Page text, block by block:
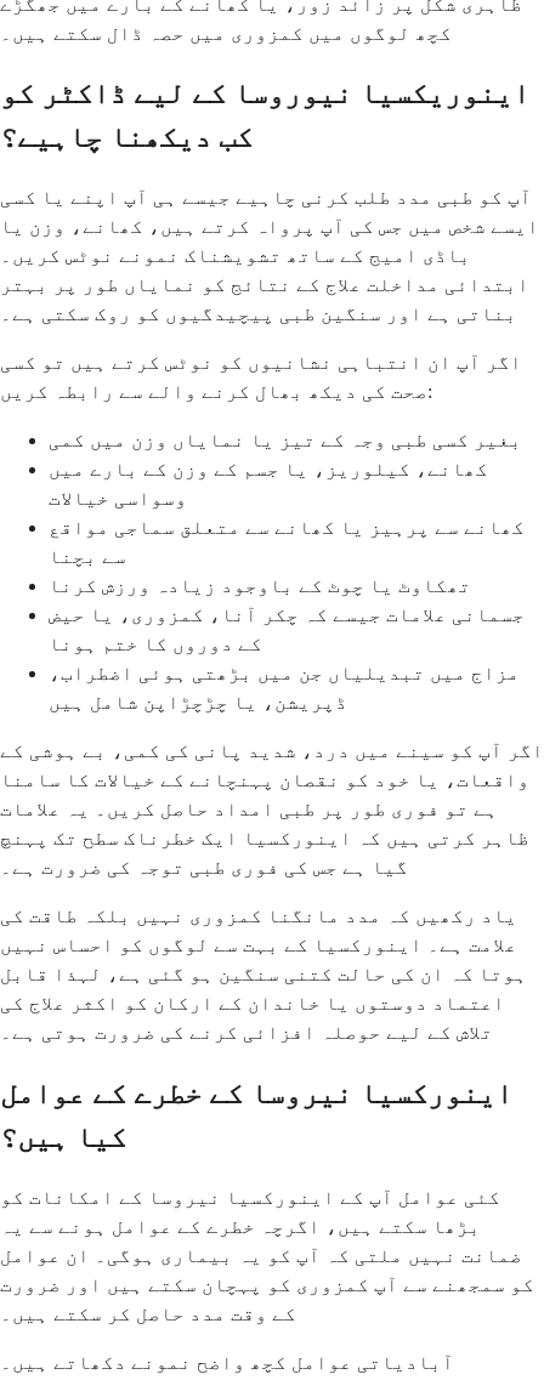
کچھ لوگوں میں کمزوری میں حصہ ڈال سکتے ہیں۔
اینوریکسیا نیوروسا کے لیے ڈاکٹر کو
کب دیکھنا چاہیے؟
آپ کو طبی مدد طلب کرنی چاہیے جیسے ہی آپ اپنے یا کسی
ایسے شخص میں جس کی آپ پرواہ کرتے ہیں، کھانے، وزن یا
باڈی امیج کے ساتھ تشویشناک نمونے نوٹس کریں۔
ابتدائی مداخلت علاج کے نتائج کو نمایاں طور پر بہتر
بناتی ہے اور سنگین طبی پیچیدگیوں کو روک سکتی ہے۔
اگر آپ ان انتباہی نشانیوں کو نوٹس کرتے ہیں تو کسی
صحت کی دیکھ بھال کرنے والے سے رابطہ کریں:
بغیر کسی طبی وجہ کے تیز یا نمایاں وزن میں کمی
کھانے، کیلوریز، یا جسم کے وزن کے بارے میں
وسواسی خیالات
کھانے سے پرہیز یا کھانے سے متعلق سماجی مواقع
سے بچنا
تھکاوٹ یا چوٹ کے باوجود زیادہ ورزش کرنا
جسمانی علامات جیسے کہ چکر آنا، کمزوری، یا حیض
کے دوروں کا ختم ہونا
مزاج میں تبدیلیاں جن میں بڑھتی ہوئی اضطراب،
ڈپریشن، یا چڑچڑاپن شامل ہیں
اگر آپ کو سینے میں درد، شدید پانی کی کمی، بے ہوشی کے
واقعات، یا خود کو نقصان پہنچانے کے خیالات کا سامنا
ہے تو فوری طور پر طبی امداد حاصل کریں۔ یہ علامات
ظاہر کرتی ہیں کہ اینورکسیا ایک خطرناک سطح تک پہنچ
گیا ہے جس کی فوری طبی توجہ کی ضرورت ہے۔
یاد رکھیں کہ مدد مانگنا کمزوری نہیں بلکہ طاقت کی
علامت ہے۔ اینورکسیا کے بہت سے لوگوں کو احساس نہیں
ہوتا کہ ان کی حالت کتنی سنگین ہو گئی ہے، لہذا قابل
اعتماد دوستوں یا خاندان کے ارکان کو اکثر علاج کی
تلاش کے لیے حوصلہ افزائی کرنے کی ضرورت ہوتی ہے۔
اینورکسیا نیروسا کے خطرے کے عوامل
کیا ہیں؟
کئی عوامل آپ کے اینورکسیا نیروسا کے امکانات کو
بڑھا سکتے ہیں، اگرچہ خطرے کے عوامل ہونے سے یہ
ضمانت نہیں ملتی کہ آپ کو یہ بیماری ہوگی۔ ان عوامل
کو سمجھنے سے آپ کمزوری کو پہچان سکتے ہیں اور ضرورت
کے وقت مدد حاصل کر سکتے ہیں۔
آبادیاتی عوامل کچھ واضح نمونے دکھاتے ہیں۔